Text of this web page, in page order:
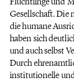
Gesellschaft. Die
die humane
haben sich
und auch selbst
Durch
institutionelle